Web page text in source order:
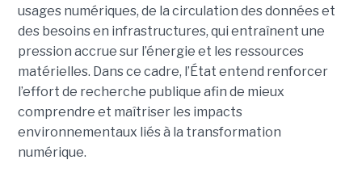
usages numériques, de la circulation des données et
des besoins en infrastructures, qui entraînent une
pression accrue sur l’énergie et les ressources
matérielles. Dans ce cadre, l’État entend renforcer
l’effort de recherche publique afin de mieux
comprendre et maîtriser les impacts
environnementaux liés à la transformation
numérique.